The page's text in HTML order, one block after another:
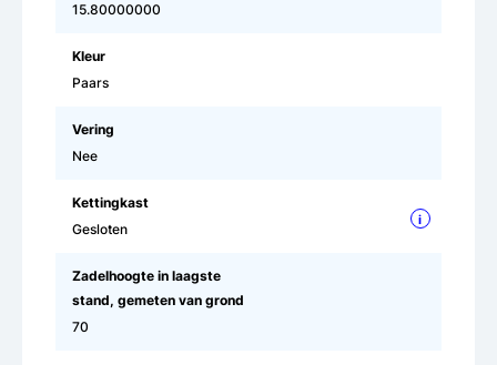
15.80000000
Kleur
Paars
Vering
Nee
Kettingkast
Gesloten
i
Zadelhoogte in laagste
stand, gemeten van grond
70